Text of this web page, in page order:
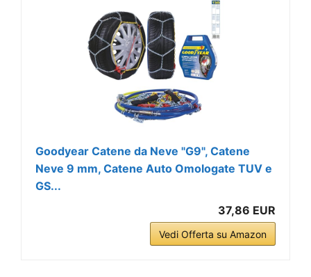
Goodyear Catene da Neve "G9", Catene
Neve 9 mm, Catene Auto Omologate TUV e
GS...
37,86 EUR
Vedi Offerta su Amazon